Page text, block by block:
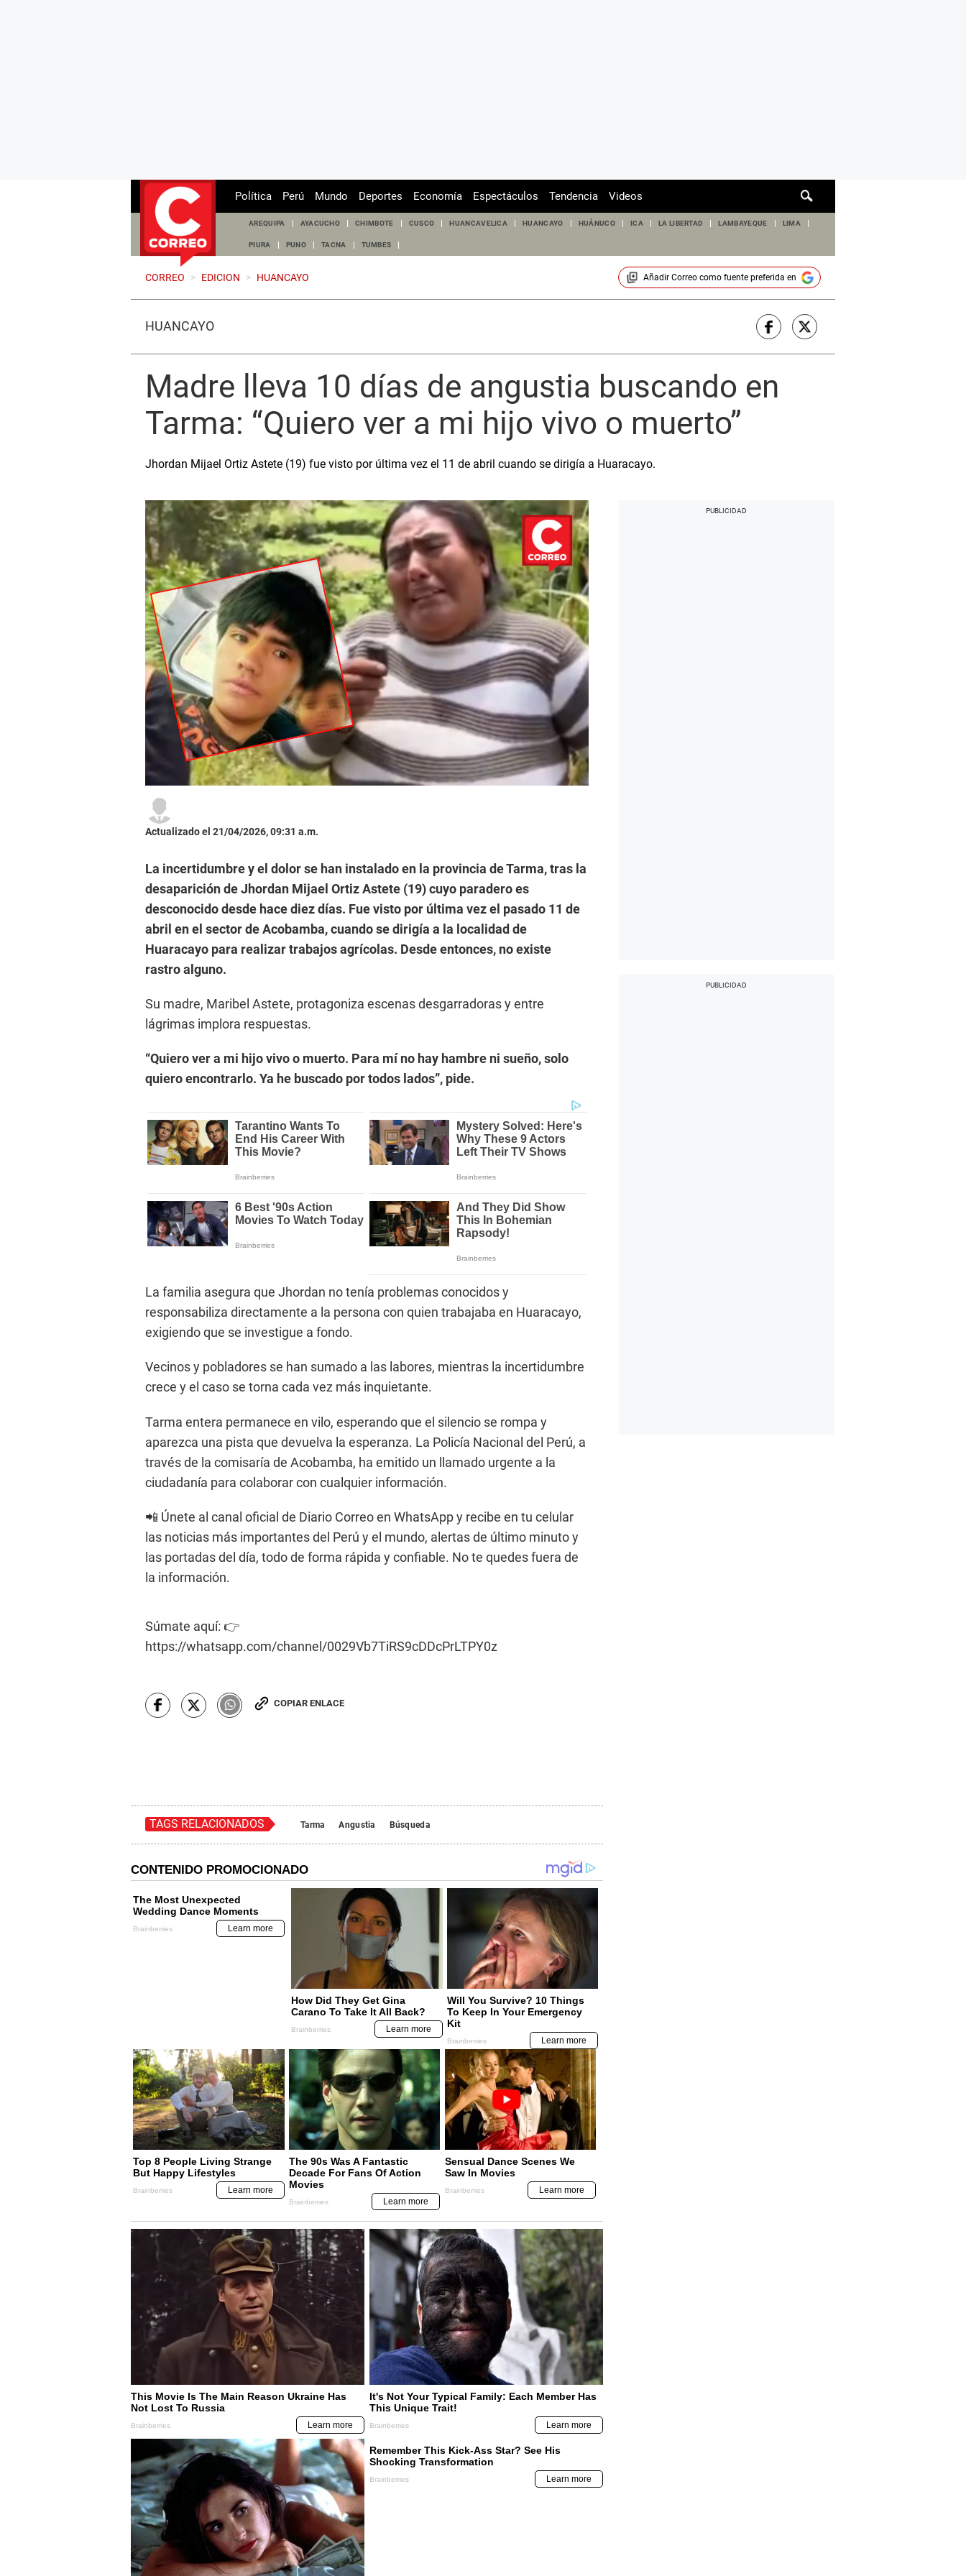
de
Política Perú Mundo Deportes Economía Espectáculos Tendencia Videos
AREQUIPA AYACUCHO CHIMBOTE CUSCO HUANCAVELICA HUANCAYO HUÁNUCO ICA LA LIBERTAD LAMBAYEQUE LIMA
PIURA PUNO TACNA TUMBES
CORREO > EDICION > HUANCAYO Añadir Correocomo fuente preferida en
HUANCAYO
Madre lleva 10 días de angustia buscando en
Tarma: “Quiero ver a mi hijo vivo o muerto”
Jhordan Mijael Ortiz Astete (19) fue visto por última vez el 11 de abril cuando se dirigía a Huaracayo.
Actualizado el 21/04/2026, 09:31 a.m.
La incertidumbre y el dolor se han instalado en la provincia de Tarma, tras la
desaparición de Jhordan Mijael Ortiz Astete (19) cuyo paradero es
desconocido desde hace diez días. Fue visto por última vez el pasado 11 de
abril en el sector de Acobamba, cuando se dirigía a la localidad de
Huaracayo para realizar trabajos agrícolas. Desde entonces, no existe
rastro alguno.
Su madre, Maribel Astete, protagoniza escenas desgarradoras y entre
lágrimas implora respuestas.
“Quiero ver a mi hijo vivo o muerto. Para mí no hay hambre ni sueño, solo
quiero encontrarlo. Ya he buscado por todos lados”, pide.
La familia asegura que Jhordan no tenía problemas conocidos y
responsabiliza directamente a la persona con quien trabajaba en Huaracayo,
exigiendo que se investigue a fondo.
Vecinos y pobladores se han sumado a las labores, mientras la incertidumbre
crece y el caso se torna cada vez más inquietante.
Tarma entera permanece en vilo, esperando que el silencio se rompa y
aparezca una pista que devuelva la esperanza. La Policía Nacional del Perú, a
través de la comisaría de Acobamba, ha emitido un llamado urgente a la
ciudadanía para colaborar con cualquier información.
📲 Únete al canal oficial de Diario Correo en WhatsApp y recibe en tu celular
las noticias más importantes del Perú y el mundo, alertas de último minuto y
las portadas del día, todo de forma rápida y confiable. No te quedes fuera de
la información.
Súmate aquí: 👉
https://whatsapp.com/channel/0029Vb7TiRS9cDDcPrLTPY0z
COPIAR ENLACE
TAGS RELACIONADOS Tarma Angustia Búsqueda